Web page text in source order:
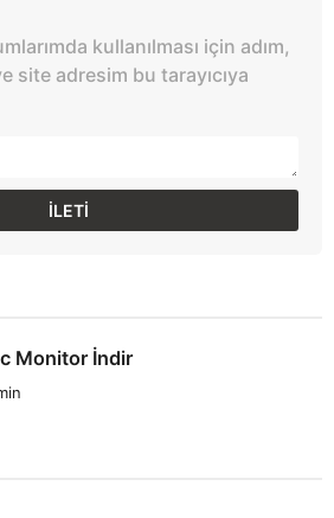
kullanılması için adım,
site adresim bu tarayıcıya
Monitor İndir